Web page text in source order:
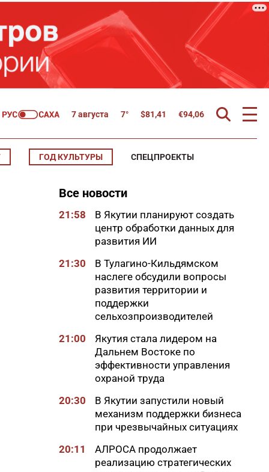
7 августа 7° $81,41 €94,06
ГОД КУЛЬТУРЫ СПЕЦПРОЕКТЫ
Все новости
21:58
В Якутии планируют создать
центр обработки данных для
развития ИИ
21:30
В Тулагино-Кильдямском
наслеге обсудили вопросы
развития территории и
поддержки
сельхозпроизводителей
21:00
Якутия стала лидером на
Дальнем Востоке по
эффективности управления
охраной труда
20:30
В Якутии запустили новый
механизм поддержки бизнеса
при чрезвычайных ситуациях
20:11
АЛРОСА продолжает
реализацию стратегических